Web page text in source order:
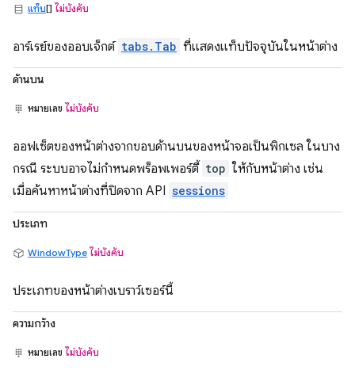
แท็บ[] ไม่บังคับ
อาร์เรย์ของออบเจ็กต์ tabs.Tab ที่แสดงแท็บปัจจุบันในหน้าต่าง
ด้านบน
หมายเลข ไม่บังคับ
ออฟเซ็ตของหน้าต่างจากขอบด้านบนของหน้าจอเป็นพิกเซล ในบาง
กรณี ระบบอาจไม่กำหนดพร็อพเพอร์ตี้ top ให้กับหน้าต่าง เช่น
เมื่อค้นหาหน้าต่างที่ปิดจาก API sessions
ประเภท
WindowType ไม่บังคับ
ประเภทของหน้าต่างเบราว์เซอร์นี้
ความกว้าง
หมายเลข ไม่บังคับ